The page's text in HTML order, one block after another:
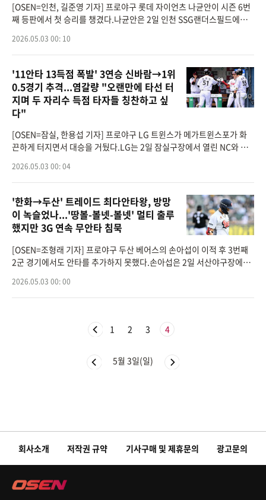
[OSEN=인천, 길준영 기자] 프로야구 롯데 자이언츠 나균안이 시즌 6번
째 등판에서 첫 승리를 챙겼다.나균안은 2일 인천 SSG랜더스필드에서
발등판해 7이닝 6피안
2026.05.03 00: 10
'11안타 13득점 폭발' 3연승 신바람→1위
0.5경기 추격...염갈량 "오랜만에 타선 터
지며 두 자리수 득점 타자들 칭찬하고 싶
다"
[OSEN=잠실, 한용섭 기자] 프로야구 LG 트윈스가 메가트윈스포가 화
끈하게 터지면서 대승을 거뒀다.LG는 2일 잠실구장에서 열린 NC와 경
어갔다. LG는 이날 승리로 1
2026.05.03 00: 04
'한화→두산' 트레이드 최다안타왕, 방망
이 녹슬었나...'땅볼-볼넷-볼넷' 멀티 출루
했지만 3G 연속 무안타 침묵
[OSEN=조형래 기자] 프로야구 두산 베어스의 손아섭이 이적 후 3번째
2군 경기에서도 안타를 추가하지 못했다.손아섭은 2일 서산야구장에서
자로 선발 출장했지만
2026.05.03 00: 00
1 2 3 4
5월 3일(일)
회사소개 저작권 규약 기사구매 및 제휴문의 광고문의